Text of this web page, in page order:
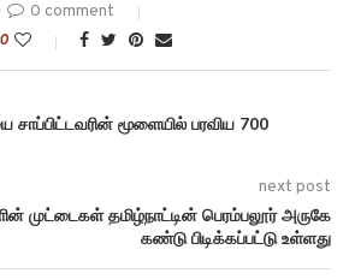
0 comment
0
மூளையில் பரவிய 700
next post
முட்டைகள் தமிழ்நாட்டின் பெரம்பலூர் அருகே
கண்டு பிடிக்கப்பட்டு உள்ளது